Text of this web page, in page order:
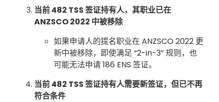
当前 482 TSS 签证持有人，其职业已在
ANZSCO 2022 中被移除
如果申请人的提名职业在 ANZSCO 2022 更
新中被移除，即使满足 “2-in-3” 规则，也
可能无法申请 186 ENS 签证。
当前 482 TSS 签证持有人需要新签证，但已不再
符合条件